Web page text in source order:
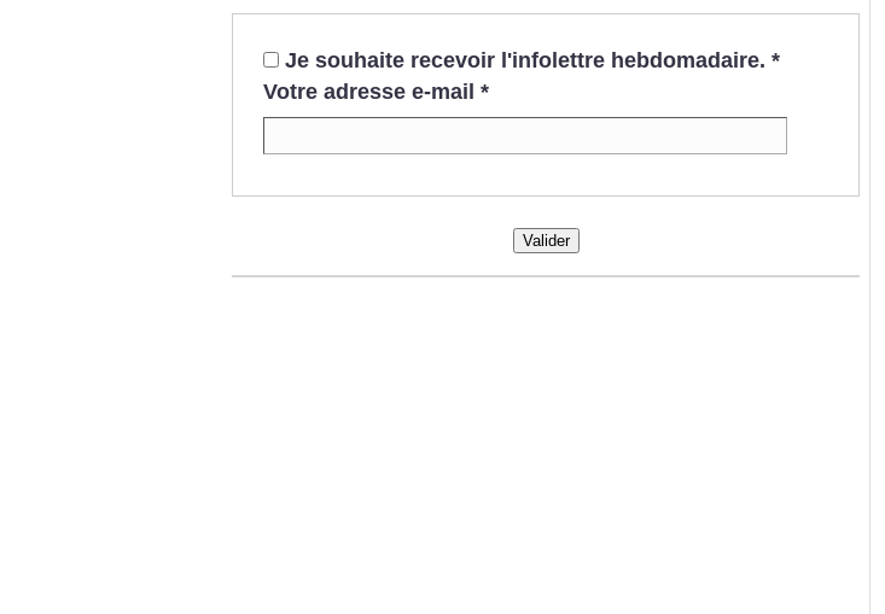
Je souhaite recevoir l'infolettre hebdomadaire. *
Votre adresse e-mail *
Valider